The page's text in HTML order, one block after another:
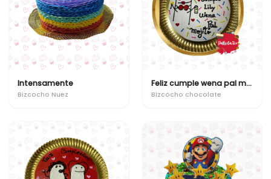
Intensamente
Bizcocho Nuez
Feliz cumple wena pal mojito
Bizcocho chocolate